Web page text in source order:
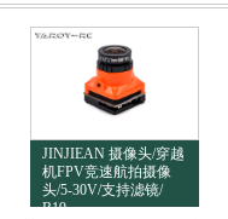
JINJIEAN 摄像头/穿越
机FPV竞速航拍摄像
头/5-30V/支持滤镜/
B19